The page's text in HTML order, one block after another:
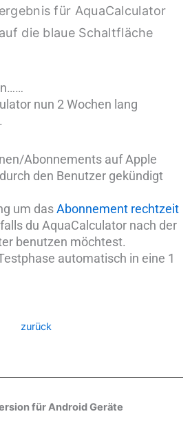
für AquaCalculator
die blaue Schaltfläche
nun 2 Wochen lang
Abonnements auf Apple
den Benutzer gekündigt
um dasAbonnement rechtzeit
du AquaCalculator nach der
benutzen möchtest.
automatisch in eine 1
zurück
für Android Geräte